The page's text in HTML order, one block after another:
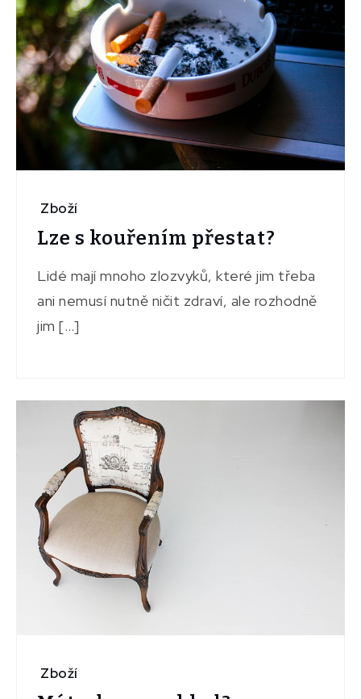
Zboží
Lze s kouřením přestat?
Lidé mají mnoho zlozvyků, které jim třeba
ani nemusí nutně ničit zdraví, ale rozhodně
jim […]
Zboží